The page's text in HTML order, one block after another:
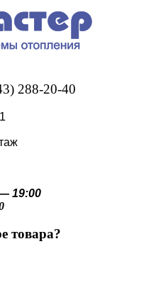
288-20-40
19:00
товара?